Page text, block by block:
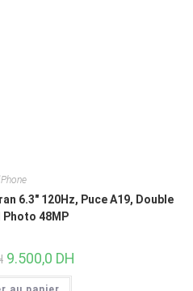
6.3″ 120Hz, Puce A19, Double
Photo 48MP
9.500,0 DH